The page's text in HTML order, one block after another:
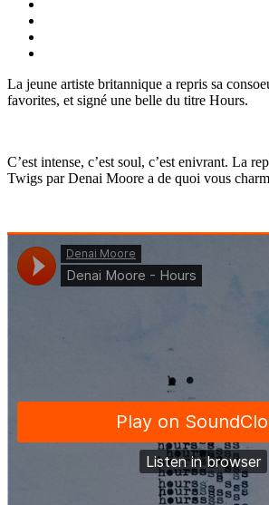
La jeune artiste britannique a repris sa
favorites, et signé une belle du titre Hours.
C’est intense, c’est soul, c’est enivrant. La
Twigs par Denai Moore a de quoi vous